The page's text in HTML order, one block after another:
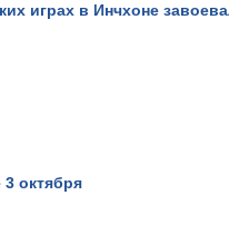
играх в Инчхоне
3 октября